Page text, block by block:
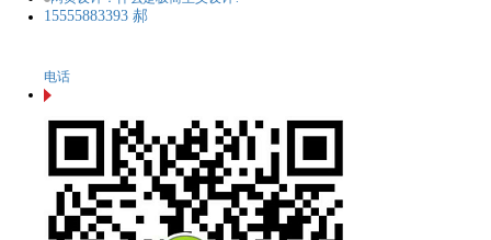
15555883393 郝
电话